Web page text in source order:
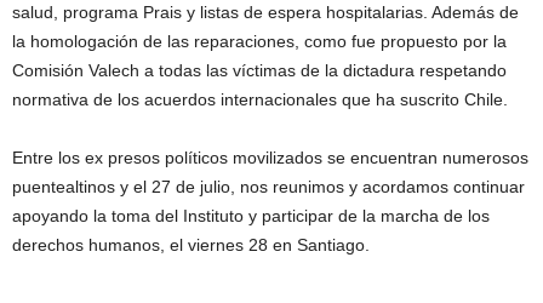
salud, programa Prais y listas de espera hospitalarias. Además de
la homologación de las reparaciones, como fue propuesto por la
Comisión Valech a todas las víctimas de la dictadura respetando
normativa de los acuerdos internacionales que ha suscrito Chile.
Entre los ex presos políticos movilizados se encuentran numerosos
puentealtinos y el 27 de julio, nos reunimos y acordamos continuar
apoyando la toma del Instituto y participar de la marcha de los
derechos humanos, el viernes 28 en Santiago.